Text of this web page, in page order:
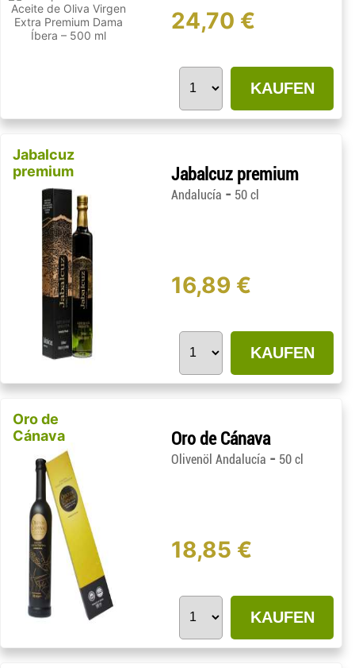
24,70 €
KAUFEN
Jabalcuz
premium
Jabalcuz premium
Andalucía - 50 cl
16,89 €
KAUFEN
Oro de
Cánava
Oro de Cánava
Olivenöl Andalucía - 50 cl
18,85 €
KAUFEN